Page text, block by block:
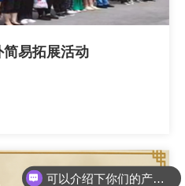
简易拓展活动
可以介绍下你们的产品么